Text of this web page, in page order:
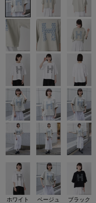
販サイト
ホワイト ベージュ ブラック